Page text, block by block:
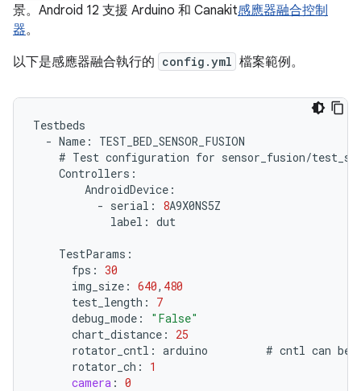
景。Android 12 支援 Arduino 和 Canakit感應器融合控制
器。
以下是感應器融合執行的 config.yml 檔案範例。
Testbeds
- Name :
TEST_BED_SENSOR_FUSION
# Test configuration for sensor_fusion/
Controllers :
AndroidDevice :
- serial : 8A9X0NS5Z
label : dut
TestParams :
fps : 30
img_size : 640, 480
test_length :
7
debug_mode :
"False"
chart_distance :
25
rotator_cntl : arduino # cntl can be
rotator_ch :
1
camera : 0